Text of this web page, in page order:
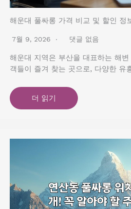
해운대 풀싸롱 가격 비교 및 할인 정
7월 9, 2026 댓글 없음
해운대 지역은 부산을 대표하는 해
객들이 즐겨 찾는 곳으로, 다양한 유
더 읽기